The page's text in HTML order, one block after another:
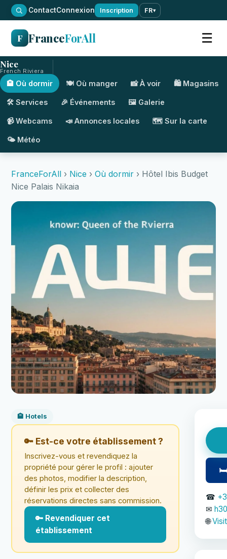
·ContactConnexion Inscription FR▾
F FranceForAll ☰
Nice
French Riviera
🏨 Où dormir 🍽️ Où manger 📸 À voir 🛍️ Magasins
🛠️ Services 🎉 Événements 🖼️ Galerie
📹 Webcams 📣 Annonces locales 🗺️ Sur la carte
🌤️ Météo
FranceForAll › Nice › Où dormir › Hôtel Ibis Budget
Nice Palais Nikaia
🏨 Hotels
🔑 Est-ce votre établissement ?
Inscrivez-vous et revendiquez la
propriété pour gérer le profil : ajouter
des photos, modifier la description,
définir les prix et collecter des
réservations directes sans commission.
🔑 Revendiquer cet
établissement
🛏
☎
✉
🌐